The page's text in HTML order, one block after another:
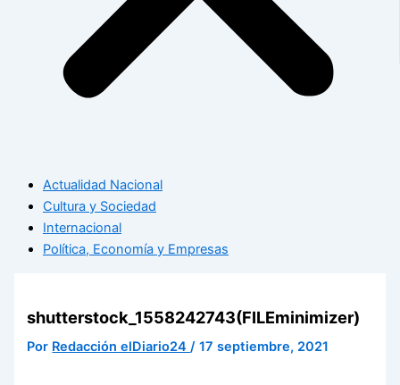
Actualidad Nacional
Cultura y Sociedad
Internacional
Política, Economía y Empresas
shutterstock_1558242743(FILEminimizer)
Por Redacción elDiario24 /17 septiembre, 2021